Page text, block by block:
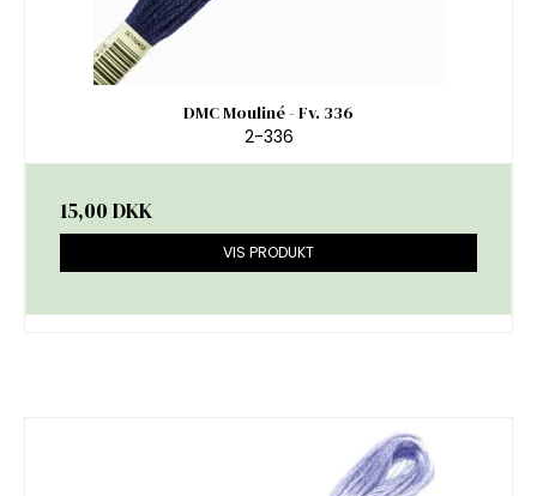
DMC Mouliné - Fv. 336
2-336
15,00 DKK
VIS PRODUKT